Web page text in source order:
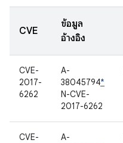
CVE
ข้อมูล
อ้างอิง
CVE-
2017-
6262
A-
38045794*
N-CVE-
2017-6262
CVE-
A-